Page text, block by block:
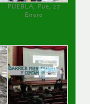
PUEBLA, Pue, 27
Enero